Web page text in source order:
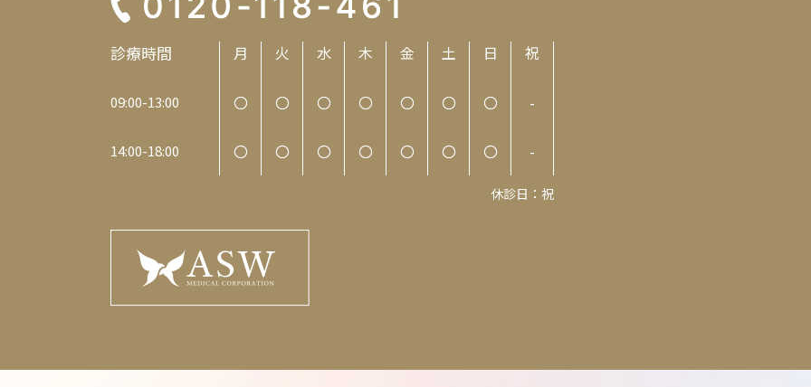
診療時間 月 火 水 木 金 土 日 祝
09:00-13:00 〇 〇 〇 〇 〇 〇 〇 -
14:00-18:00 〇 〇 〇 〇 〇 〇 〇 -
休診日：祝